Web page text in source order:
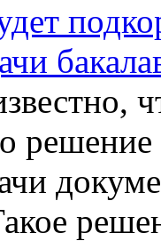
решение